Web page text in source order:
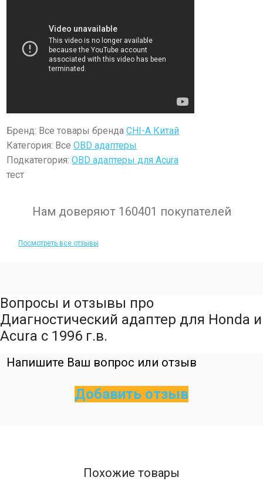
Бренд: Все товары брендаCHI-A Китай
Категория: ВсеOBD адаптеры
Подкатегория:OBD адаптеры для Acura
тест
Нам доверяют 160401 покупателей
Посмотреть все отзывы
Вопросы и отзывы про
Диагностический адаптер для Honda и
Acura с 1996 г.в.
Напишите Ваш вопрос или отзыв
Добавить отзыв
Похожие товары